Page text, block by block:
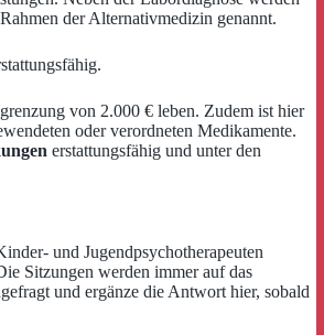
der Alternativmedizin genannt.
von 2.000 € leben. Zudem ist hier
oder verordneten Medikamente.
erstattungsfähig und unter den
und Jugendpsychotherapeuten
Sitzungen werden immer auf das
und ergänze die Antwort hier, sobald